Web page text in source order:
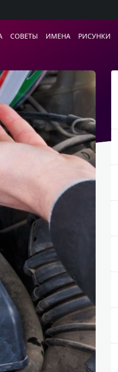
СОВЕТЫ ИМЕНА РИСУНКИ